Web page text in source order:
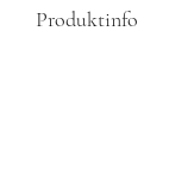
Produktinfo